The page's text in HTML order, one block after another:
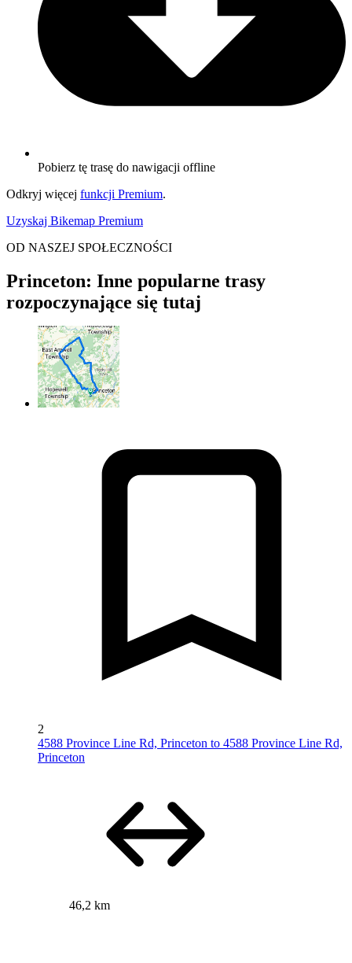
Pobierz tę trasę do nawigacji offline
Odkryj więcej funkcji Premium.
Uzyskaj Bikemap Premium
OD NASZEJ SPOŁECZNOŚCI
Princeton: Inne popularne trasy
rozpoczynające się tutaj
2
4588 Province Line Rd, Princeton to 4588 Province Line Rd,
Princeton
46,2 km